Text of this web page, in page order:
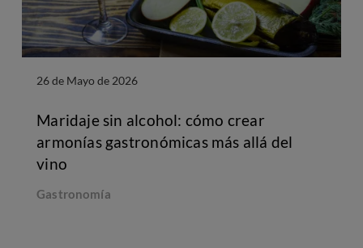
26 de Mayo de 2026
Maridaje sin alcohol: cómo crear
armonías gastronómicas más allá del
vino
Gastronomía